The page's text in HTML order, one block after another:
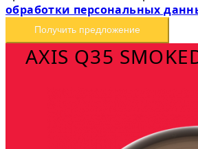
обработки персональных
Получить предложение
AXIS Q35